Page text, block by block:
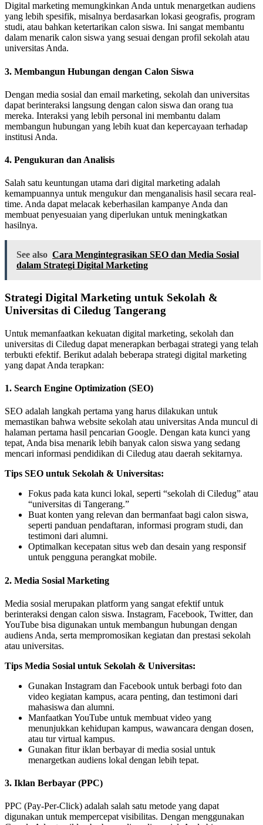
Digital marketing memungkinkan Anda untuk menargetkan audiens
yang lebih spesifik, misalnya berdasarkan lokasi geografis, program
studi, atau bahkan ketertarikan calon siswa. Ini sangat membantu
dalam menarik calon siswa yang sesuai dengan profil sekolah atau
universitas Anda.
3. Membangun Hubungan dengan Calon Siswa
Dengan media sosial dan email marketing, sekolah dan universitas
dapat berinteraksi langsung dengan calon siswa dan orang tua
mereka. Interaksi yang lebih personal ini membantu dalam
membangun hubungan yang lebih kuat dan kepercayaan terhadap
institusi Anda.
4. Pengukuran dan Analisis
Salah satu keuntungan utama dari digital marketing adalah
kemampuannya untuk mengukur dan menganalisis hasil secara real-
time. Anda dapat melacak keberhasilan kampanye Anda dan
membuat penyesuaian yang diperlukan untuk meningkatkan
hasilnya.
See also Cara Mengintegrasikan SEO dan Media Sosial
dalam Strategi Digital Marketing
Strategi Digital Marketing untuk Sekolah &
Universitas di Ciledug Tangerang
Untuk memanfaatkan kekuatan digital marketing, sekolah dan
universitas di Ciledug dapat menerapkan berbagai strategi yang telah
terbukti efektif. Berikut adalah beberapa strategi digital marketing
yang dapat Anda terapkan:
1. Search Engine Optimization (SEO)
SEO adalah langkah pertama yang harus dilakukan untuk
memastikan bahwa website sekolah atau universitas Anda muncul di
halaman pertama hasil pencarian Google. Dengan kata kunci yang
tepat, Anda bisa menarik lebih banyak calon siswa yang sedang
mencari informasi pendidikan di Ciledug atau daerah sekitarnya.
Tips SEO untuk Sekolah & Universitas:
Fokus pada kata kunci lokal, seperti “sekolah di Ciledug” atau
“universitas di Tangerang.”
Buat konten yang relevan dan bermanfaat bagi calon siswa,
seperti panduan pendaftaran, informasi program studi, dan
testimoni dari alumni.
Optimalkan kecepatan situs web dan desain yang responsif
untuk pengguna perangkat mobile.
2. Media Sosial Marketing
Media sosial merupakan platform yang sangat efektif untuk
berinteraksi dengan calon siswa. Instagram, Facebook, Twitter, dan
YouTube bisa digunakan untuk membangun hubungan dengan
audiens Anda, serta mempromosikan kegiatan dan prestasi sekolah
atau universitas.
Tips Media Sosial untuk Sekolah & Universitas:
Gunakan Instagram dan Facebook untuk berbagi foto dan
video kegiatan kampus, acara penting, dan testimoni dari
mahasiswa dan alumni.
Manfaatkan YouTube untuk membuat video yang
menunjukkan kehidupan kampus, wawancara dengan dosen,
atau tur virtual kampus.
Gunakan fitur iklan berbayar di media sosial untuk
menargetkan audiens lokal dengan lebih tepat.
3. Iklan Berbayar (PPC)
PPC (Pay-Per-Click) adalah salah satu metode yang dapat
digunakan untuk mempercepat visibilitas. Dengan menggunakan